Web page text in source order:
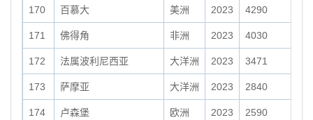
170 百慕大 美洲 2023 4290
171 佛得角 非洲 2023 4030
172 法属波利尼西亚 大洋洲 2023 3471
173 萨摩亚 大洋洲 2023 2840
174 卢森堡 欧洲 2023 2590